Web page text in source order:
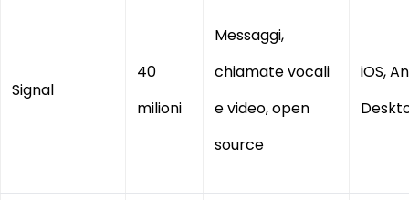
Signal
40
milioni
Messaggi,
chiamate vocali
e video, open
source
iOS,